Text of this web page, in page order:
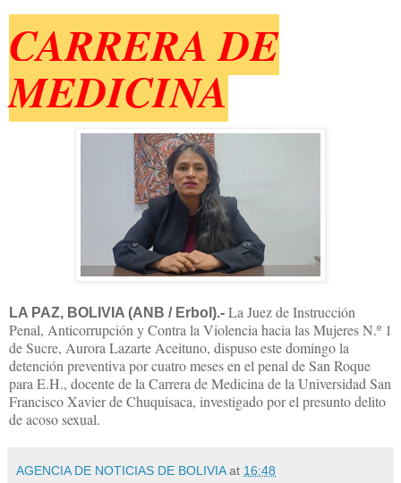
CARRERA DE
MEDICINA
LA PAZ, BOLIVIA (ANB / Erbol).- La Juez de Instrucción
Penal, Anticorrupción y Contra la Violencia hacia las Mujeres N.º 1
de Sucre, Aurora Lazarte Aceituno, dispuso este domingo la
detención preventiva por cuatro meses en el penal de San Roque
para E.H., docente de la Carrera de Medicina de la Universidad San
Francisco Xavier de Chuquisaca, investigado por el presunto delito
de acoso sexual.
AGENCIA DE NOTICIAS DE BOLIVIA at 16:48